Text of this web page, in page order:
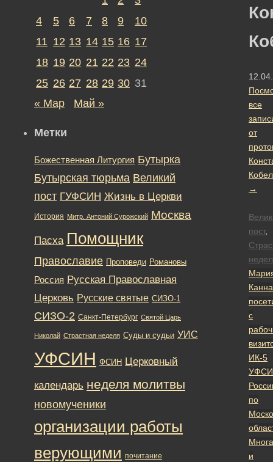
все
от
→
пост,
с
ИК-5
по
и
4
5 6 7 8 9
10
11 12 13 14 15 16 17
18 19 20 21 22 23 24
25 26 27 28 29 30 31
« Мар
Май »
Метки
Божественная Литургия Бутырка
Бутырская тюрьма Великий
пост ГУФСИН Жизнь в Церкви
История Митр. Антоний Сурожский Москва
Пасха Помощник
Православие Проповеди Романовы
Россия Русская Православная
Церковь Русские святые СИЗО-1
СИЗО-2 Санкт-Петербург Святой Царь
Николай Страстная неделя Суды и судьи УИС
УФСИН ФСИН Церковный
календарь неделя молитвы
новомученики
организации работы
верующими почитание